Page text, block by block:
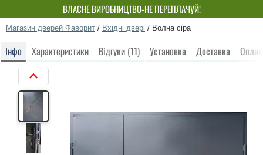
ВЛАСНЕ ВИРОБНИЦТВО-НЕ ПЕРЕПЛАЧУЙ!
Магазин дверей Фаворит / Вхідні двері / Волна сіра
Інфо Характеристики Відгуки (11) Установка Доставка